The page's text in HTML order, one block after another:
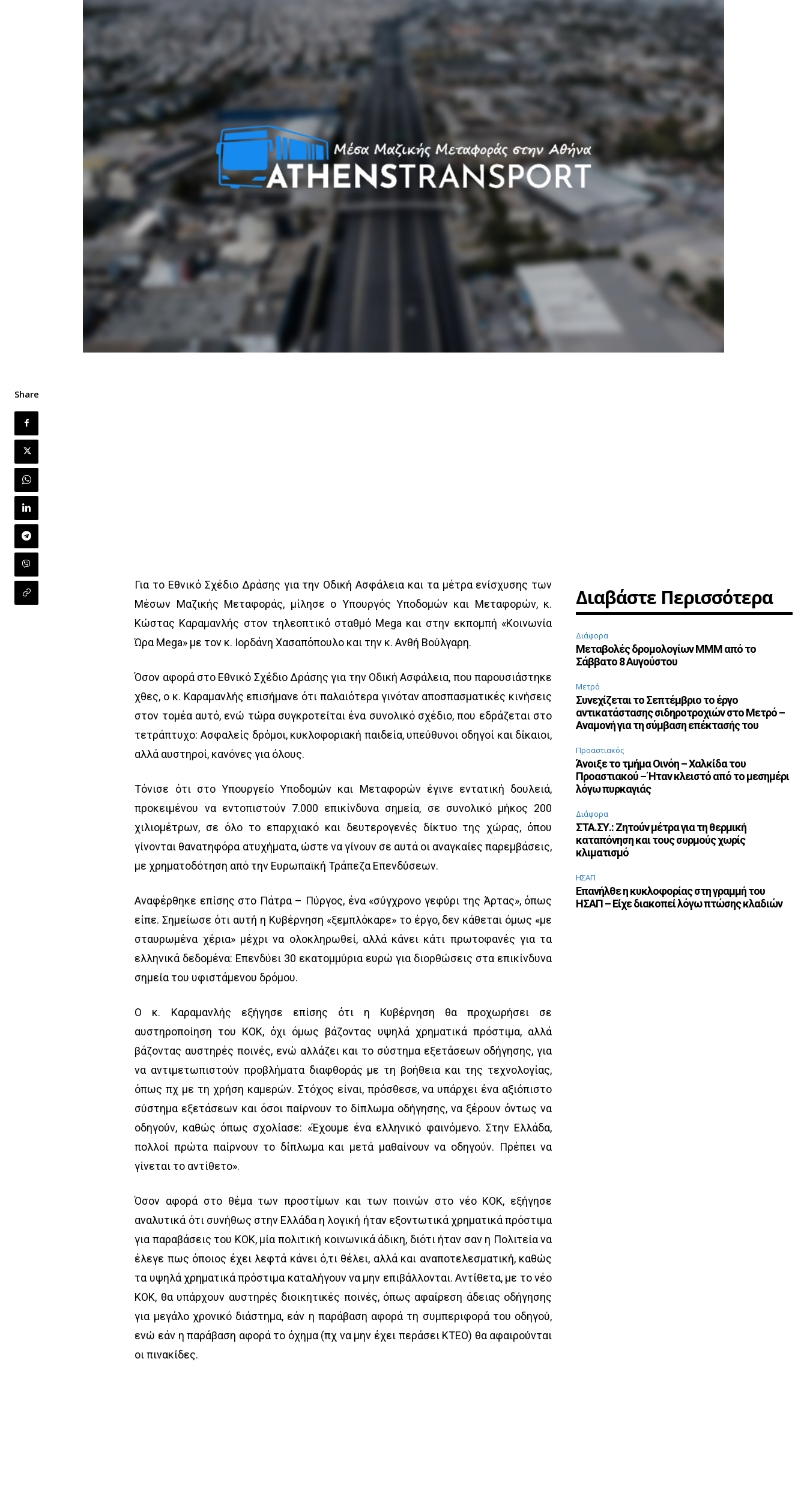
Share
Για το Εθνικό Σχέδιο Δράσης για την Οδική Ασφάλεια και τα μέτρα ενίσχυσης των
Μέσων Μαζικής Μεταφοράς, μίλησε ο Υπουργός Υποδομών και Μεταφορών, κ.
Κώστας Καραμανλής στον τηλεοπτικό σταθμό Mega και στην εκπομπή «Κοινωνία
Ώρα Mega» με τον κ. Ιορδάνη Χασαπόπουλο και την κ. Ανθή Βούλγαρη.
Όσον αφορά στο Εθνικό Σχέδιο Δράσης για την Οδική Ασφάλεια, που παρουσιάστηκε
χθες, ο κ. Καραμανλής επισήμανε ότι παλαιότερα γινόταν αποσπασματικές κινήσεις
στον τομέα αυτό, ενώ τώρα συγκροτείται ένα συνολικό σχέδιο, που εδράζεται στο
τετράπτυχο: Ασφαλείς δρόμοι, κυκλοφοριακή παιδεία, υπεύθυνοι οδηγοί και δίκαιοι,
αλλά αυστηροί, κανόνες για όλους.
Τόνισε ότι στο Υπουργείο Υποδομών και Μεταφορών έγινε εντατική δουλειά,
προκειμένου να εντοπιστούν 7.000 επικίνδυνα σημεία, σε συνολικό μήκος 200
χιλιομέτρων, σε όλο το επαρχιακό και δευτερογενές δίκτυο της χώρας, όπου
γίνονται θανατηφόρα ατυχήματα, ώστε να γίνουν σε αυτά οι αναγκαίες παρεμβάσεις,
με χρηματοδότηση από την Ευρωπαϊκή Τράπεζα Επενδύσεων.
Αναφέρθηκε επίσης στο Πάτρα – Πύργος, ένα «σύγχρονο γεφύρι της Άρτας», όπως
είπε. Σημείωσε ότι αυτή η Κυβέρνηση «ξεμπλόκαρε» το έργο, δεν κάθεται όμως «με
σταυρωμένα χέρια» μέχρι να ολοκληρωθεί, αλλά κάνει κάτι πρωτοφανές για τα
ελληνικά δεδομένα: Επενδύει 30 εκατομμύρια ευρώ για διορθώσεις στα επικίνδυνα
σημεία του υφιστάμενου δρόμου.
Ο κ. Καραμανλής εξήγησε επίσης ότι η Κυβέρνηση θα προχωρήσει σε
αυστηροποίηση του ΚΟΚ, όχι όμως βάζοντας υψηλά χρηματικά πρόστιμα, αλλά
βάζοντας αυστηρές ποινές, ενώ αλλάζει και το σύστημα εξετάσεων οδήγησης, για
να αντιμετωπιστούν προβλήματα διαφθοράς με τη βοήθεια και της τεχνολογίας,
όπως πχ με τη χρήση καμερών. Στόχος είναι, πρόσθεσε, να υπάρχει ένα αξιόπιστο
σύστημα εξετάσεων και όσοι παίρνουν το δίπλωμα οδήγησης, να ξέρουν όντως να
οδηγούν, καθώς όπως σχολίασε: «Έχουμε ένα ελληνικό φαινόμενο. Στην Ελλάδα,
πολλοί πρώτα παίρνουν το δίπλωμα και μετά μαθαίνουν να οδηγούν. Πρέπει να
γίνεται το αντίθετο».
Όσον αφορά στο θέμα των προστίμων και των ποινών στο νέο ΚΟΚ, εξήγησε
αναλυτικά ότι συνήθως στην Ελλάδα η λογική ήταν εξοντωτικά χρηματικά πρόστιμα
για παραβάσεις του ΚΟΚ, μία πολιτική κοινωνικά άδικη, διότι ήταν σαν η Πολιτεία να
έλεγε πως όποιος έχει λεφτά κάνει ό,τι θέλει, αλλά και αναποτελεσματική, καθώς
τα υψηλά χρηματικά πρόστιμα καταλήγουν να μην επιβάλλονται. Αντίθετα, με το νέο
ΚΟΚ, θα υπάρχουν αυστηρές διοικητικές ποινές, όπως αφαίρεση άδειας οδήγησης
για μεγάλο χρονικό διάστημα, εάν η παράβαση αφορά τη συμπεριφορά του οδηγού,
ενώ εάν η παράβαση αφορά το όχημα (πχ να μην έχει περάσει ΚΤΕΟ) θα αφαιρούνται
οι πινακίδες.
Διαβάστε Περισσότερα
Διάφορα
Μεταβολές δρομολογίων ΜΜΜ από το
Σάββατο 8 Αυγούστου
Μετρό
Συνεχίζεται το Σεπτέμβριο το έργο
αντικατάστασης σιδηροτροχιών στο Μετρό –
Αναμονή για τη σύμβαση επέκτασής του
Προαστιακός
Άνοιξε το τμήμα Οινόη – Χαλκίδα του
Προαστιακού – Ήταν κλειστό από το μεσημέρι
λόγω πυρκαγιάς
Διάφορα
ΣΤΑ.ΣΥ.: Ζητούν μέτρα για τη θερμική
καταπόνηση και τους συρμούς χωρίς
κλιματισμό
ΗΣΑΠ
Επανήλθε η κυκλοφορίας στη γραμμή του
ΗΣΑΠ – Είχε διακοπεί λόγω πτώσης κλαδιών